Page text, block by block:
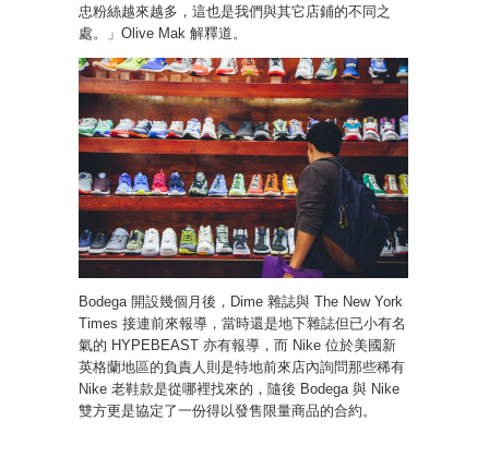
忠粉絲越來越多，這也是我們與其它店鋪的不同之
處。」Olive Mak 解釋道。
Bodega 開設幾個月後，Dime 雜誌與 The New York
Times 接連前來報導，當時還是地下雜誌但已小有名
氣的 HYPEBEAST 亦有報導，而 Nike 位於美國新
英格蘭地區的負責人則是特地前來店內詢問那些稀有
Nike 老鞋款是從哪裡找來的，隨後 Bodega 與 Nike
雙方更是協定了一份得以發售限量商品的合約。